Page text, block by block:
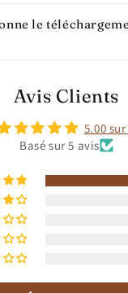
le
Avis Clients
5.00 sur
Basé sur 5 avis